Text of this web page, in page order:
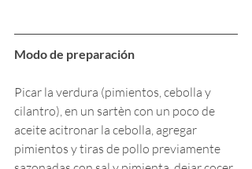
Modo de preparación
Picar la verdura (pimientos, cebolla y
cilantro), en un sartèn con un poco de
aceite acitronar la cebolla, agregar
pimientos y tiras de pollo previamente